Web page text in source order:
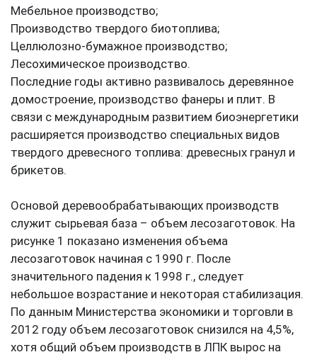
Мебельное производство;
Производство твердого биотоплива;
Целлюлозно-бумажное производство;
Лесохимическое производство.
Последние годы активно развивалось деревянное
домостроение, производство фанеры и плит. В
связи с международным развитием биоэнергетики
расширяется производство специальных видов
твердого древесного топлива: древесных гранул и
брикетов.
Основой деревообрабатывающих производств
служит сырьевая база – объем лесозаготовок. На
рисунке 1 показано изменения объема
лесозаготовок начиная с 1990 г. После
значительного падения к 1998 г., следует
небольшое возрастание и некоторая стабилизация.
По данным Министерства экономики и торговли в
2012 году объем лесозаготовок снизился на 4,5%,
хотя общий объем производств в ЛПК вырос на